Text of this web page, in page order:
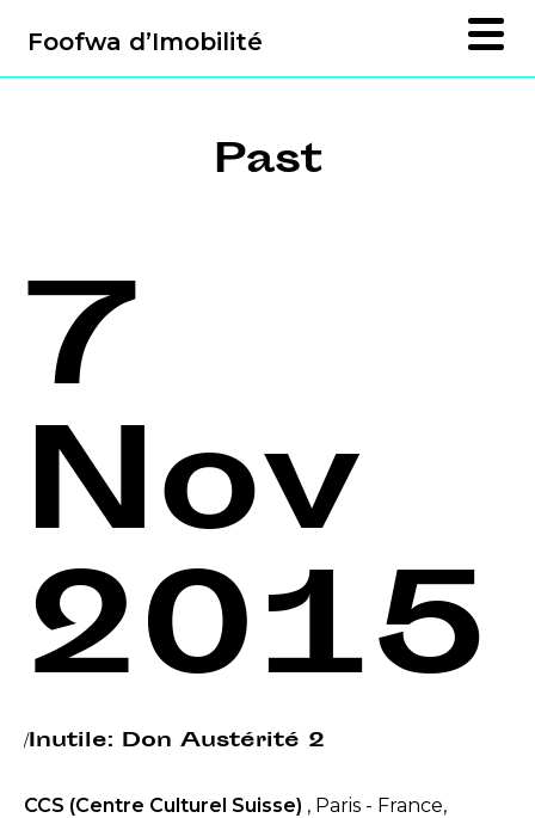
Foofwa d’Imobilité
Past
7
Nov
2015
/Inutile: Don Austérité 2
CCS (Centre Culturel Suisse) , Paris - France,